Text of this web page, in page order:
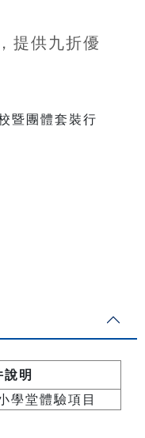
提供九折優
說明
學堂體驗項目